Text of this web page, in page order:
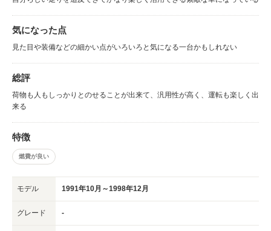
気になった点
見た目や装備などの細かい点がいろいろと気になる一台かもしれない
総評
荷物も人もしっかりとのせることが出来て、汎用性が高く、運転も楽しく出
来る
特徴
燃費が良い
モデル 1991年10月～1998年12月
グレード -